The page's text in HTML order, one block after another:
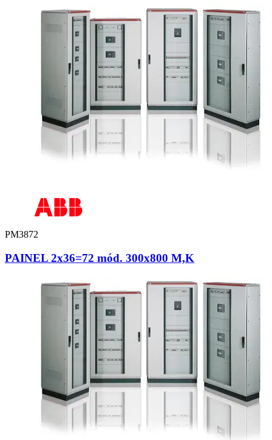
PM3872
PAINEL 2x36=72 mód. 300x800 M,K